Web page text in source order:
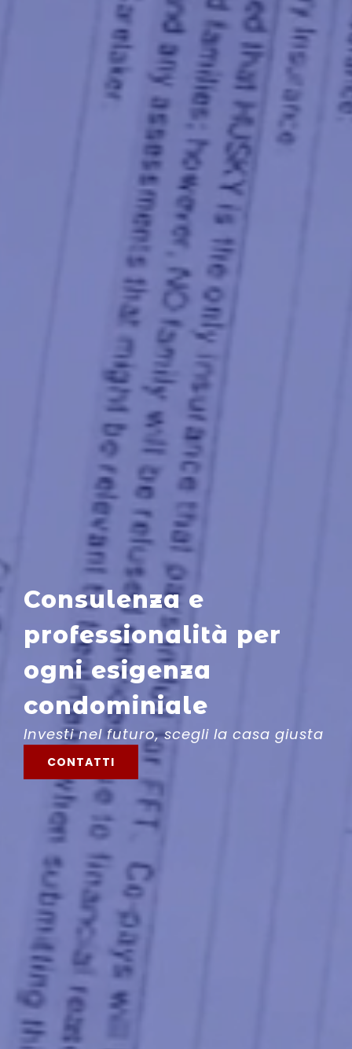
Consulenza e
professionalità per
ogni esigenza
condominiale
Investi nel futuro, scegli la casa giusta
CONTATTI